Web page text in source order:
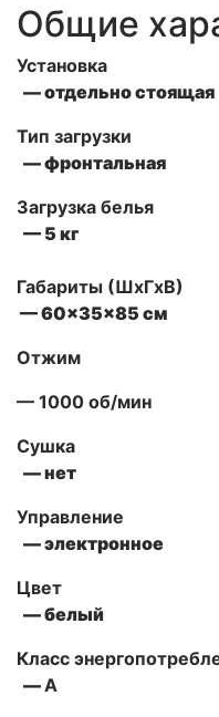
Общие
Установка
— отдельно стоящая
Тип загрузки
— фронтальная
Загрузка белья
— 5 кг
Габариты (ШxГxВ)
— 60x35x85 см
Отжим
— 1000 об/мин
Сушка
— нет
Управление
— электронное
Цвет
— белый
Класс
—А